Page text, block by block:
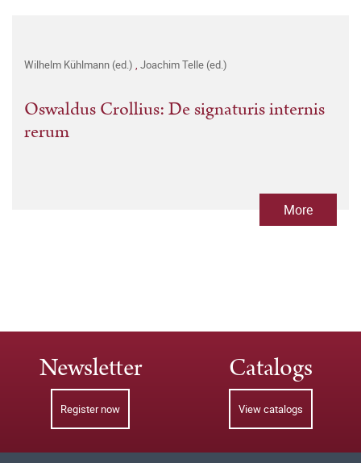
Wilhelm Kühlmann (ed.) , Joachim Telle (ed.)
Oswaldus Crollius: De signaturis internis
rerum
More
Newsletter
Register now
Catalogs
View catalogs